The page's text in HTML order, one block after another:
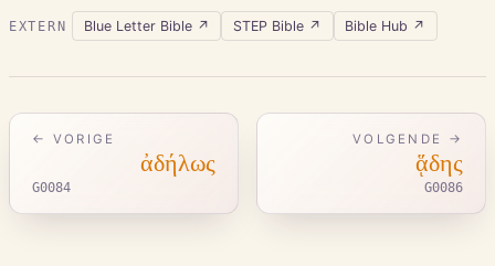
EXTERN Blue Letter Bible↗ STEP Bible↗ Bible Hub ↗
← VORIGE
ἀδήλως
G0084
VOLGENDE →
ᾅδης
G0086